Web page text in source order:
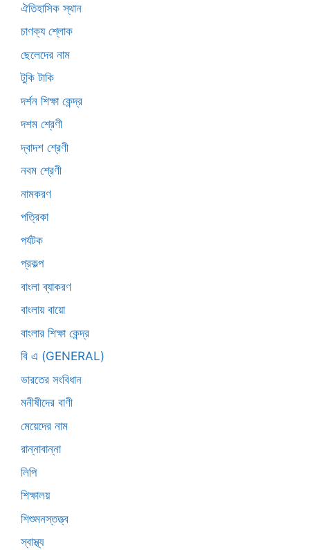
ঐতিহাসিক স্থান
চাণক্য শ্লোক
ছেলেদের নাম
টুকি টাকি
দর্শন শিক্ষা কেন্দ্র
দশম শ্রেণী
দ্বাদশ শ্রেণী
নবম শ্রেণী
নামকরণ
পত্রিকা
পর্যটক
প্রকল্প
বাংলা ব্যাকরণ
বাংলায় বায়ো
বাংলার শিক্ষা কেন্দ্র
বি এ (GENERAL)
ভারতের সংবিধান
মনীষীদের বাণী
মেয়েদের নাম
রান্নাবান্না
লিপি
শিক্ষালয়
শিশুমনস্তত্ত্ব
স্বাস্থ্য